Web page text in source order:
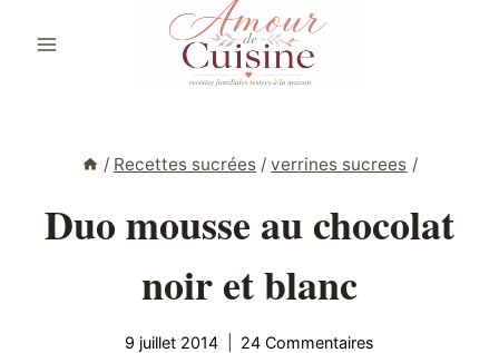
/ Recettes sucrées / verrines sucrees /
Duo mousse au chocolat
noir et blanc
9 juillet 2014 24 Commentaires